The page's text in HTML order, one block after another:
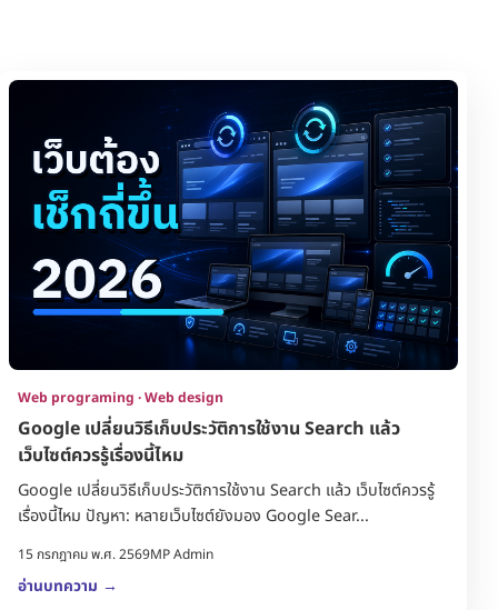
Web programing · Web design
Google เปลี่ยนวิธีเก็บประวัติการใช้งาน Search แล้ว
เว็บไซต์ควรรู้เรื่องนี้ไหม
Google เปลี่ยนวิธีเก็บประวัติการใช้งาน Search แล้ว เว็บไซต์ควรรู้
เรื่องนี้ไหม ปัญหา: หลายเว็บไซต์ยังมอง Google Sear...
15 กรกฎาคม พ.ศ. 2569MP Admin
อ่านบทความ →